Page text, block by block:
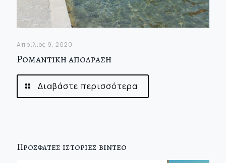
Απρίλιος 9, 2020
Ρομαντικη αποδραση
Διαβάστε περισσότερα
Προσφατες ιστοριες βιντεο